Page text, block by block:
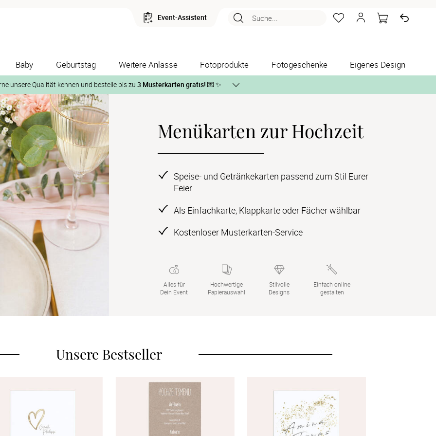
Event-Assistent Suche...
Baby Geburtstag Weitere Anlässe Fotoprodukte Fotogeschenke Eigenes Design
unsere Qualität kennen und bestelle bis zu 3 Musterkarten gratis! 💌 ✨
Und so geht‘s:
1. Wähle bis zu 3 Kartendesigns
Musterkarte“ auf der jeweiligen Produktseite und lasse Dir die Karten kostenlos per Post zusenden.
Menükarten zur Hochzeit
Speise- und Getränkekarten passend zum Stil Eurer
Feier
Als Einfachkarte, Klappkarte oder Fächer wählbar
Kostenloser Musterkarten-Service
Alles für
Dein Event
Hochwertige
Papierauswahl
Stilvolle
Designs
Einfach online
gestalten
Unsere Bestseller